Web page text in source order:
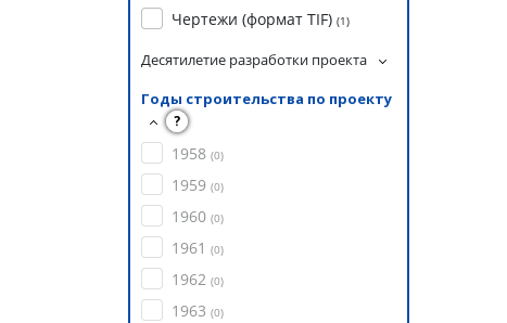
Чертежи (формат TIF) (1)
Десятилетие разработки проекта
Годы строительства по проекту
?
1958 (0)
1959 (0)
1960 (0)
1961 (0)
1962 (0)
1963 (0)